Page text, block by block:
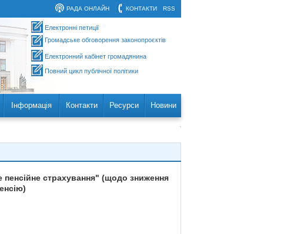
RSS
КОНТАКТИ
РАДА ОНЛАЙН
Електронні петиції
Громадське обговорення законопроєктів
Електронний кабінет громадянина
Повний цикл публічної політики
Інформація Контакти Ресурси Новини
страхування" (щодо зниження